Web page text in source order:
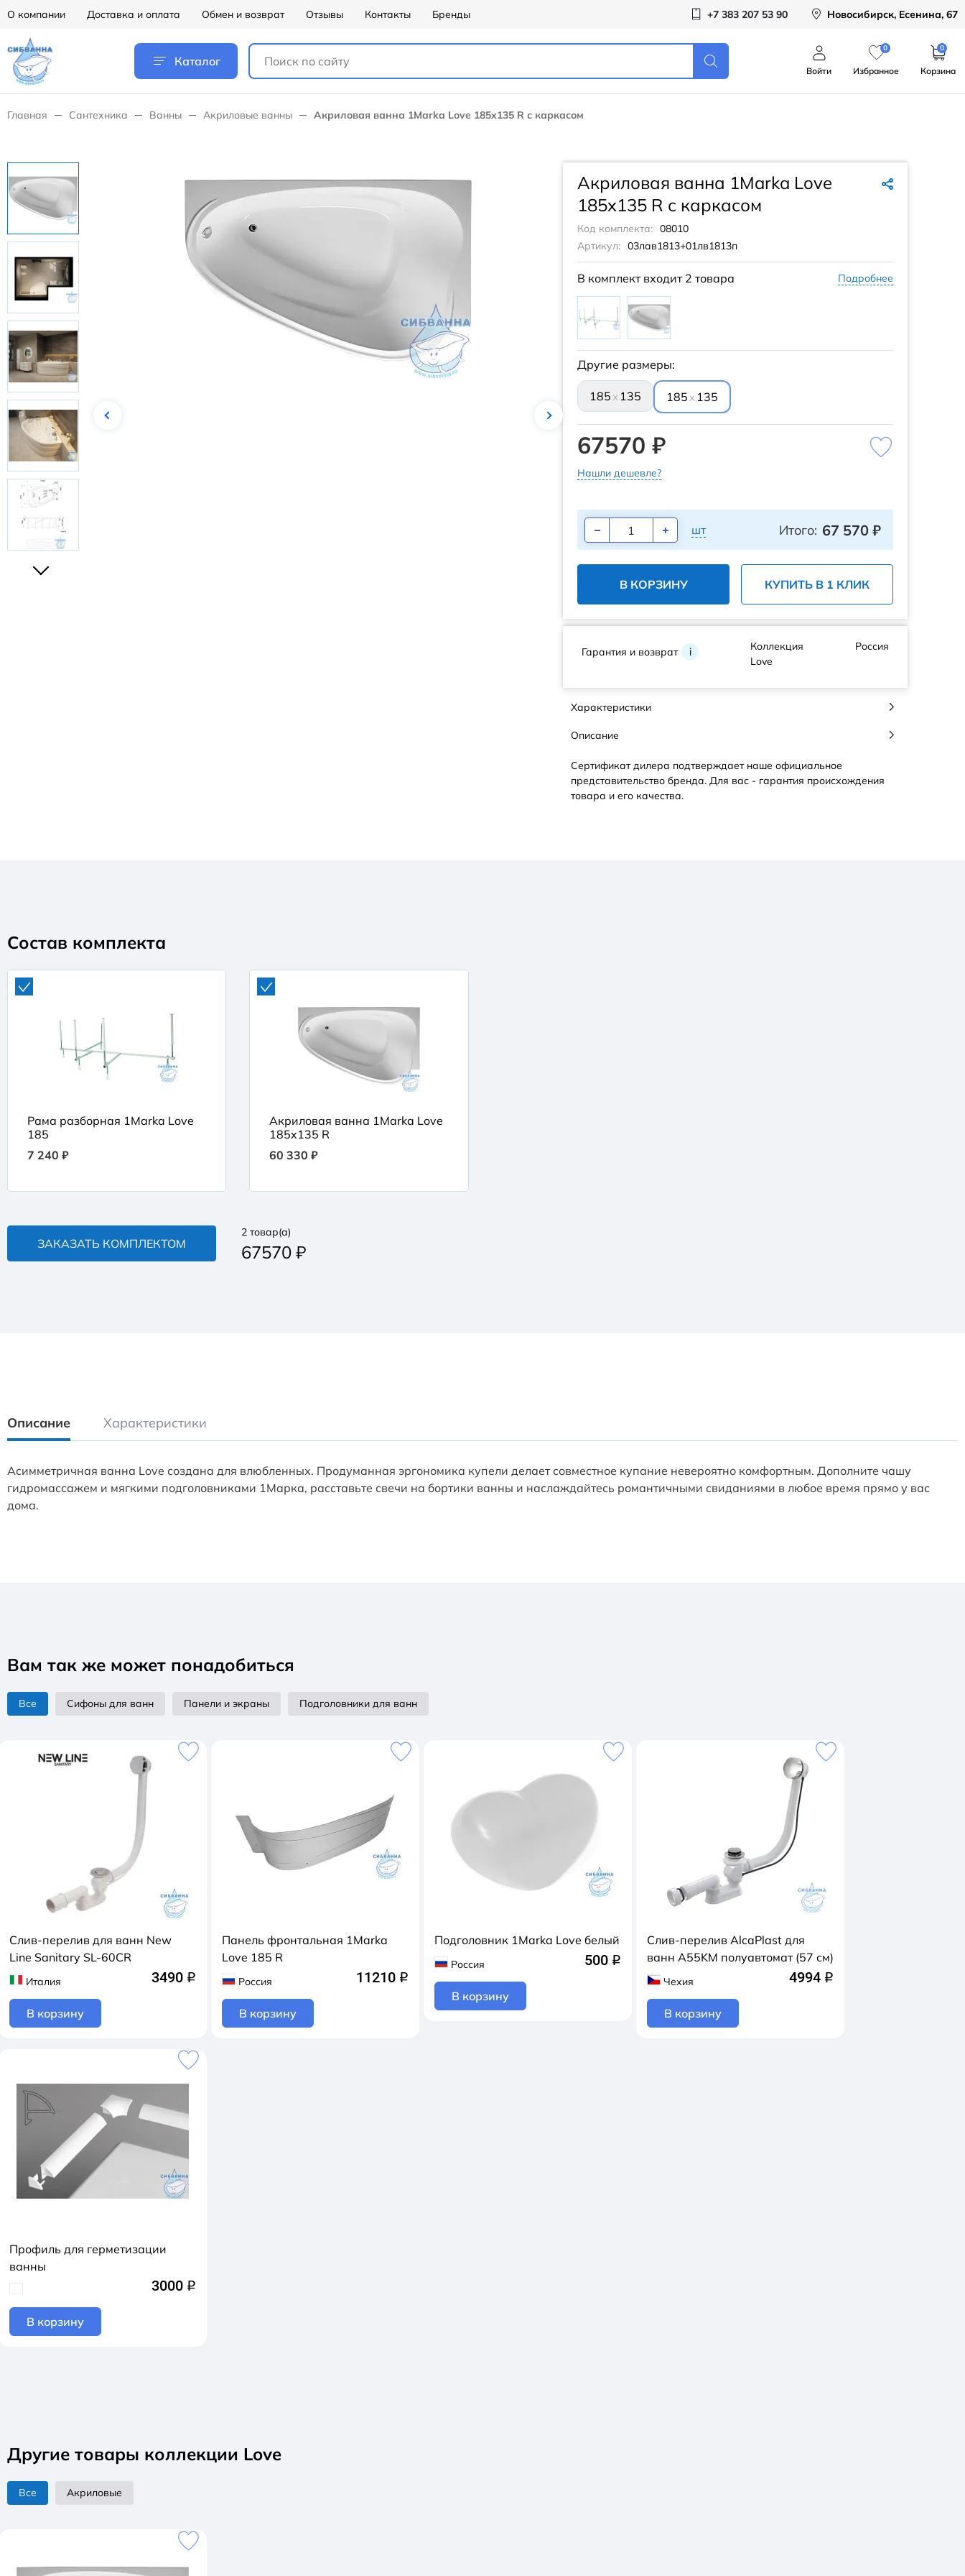
О компании Доставка и оплата Обмен и возврат Отзывы Контакты Бренды +7 383 207 53 90 Новосибирск, Есенина, 67
Каталог
Войти
0
Избранное
0
Корзина
Главная Сантехника Ванны Акриловые ванны Акриловая ванна 1Marka Love 185x135 R с каркасом
Акриловая ванна 1Marka Love
185x135 R с каркасом
Код комплекта: 08010
Артикул: 03лав1813+01лв1813п
В комплект входит 2 товара Подробнее
Другие размеры:
185 x 135 185 x 135
67570 ₽
Нашли дешевле?
шт Итого: 67 570 ₽
В КОРЗИНУ КУПИТЬ В 1 КЛИК
Гарантия и возврат i
Коллекция
Love
Россия
Характеристики
Описание
Сертификат дилера подтверждает наше официальное
представительство бренда. Для вас - гарантия происхождения
товара и его качества.
Состав комплекта
Рама разборная 1Marka Love
185
7 240 ₽
Акриловая ванна 1Marka Love
185x135 R
60 330 ₽
ЗАКАЗАТЬ КОМПЛЕКТОМ
2 товар(а)
67570 ₽
Описание Характеристики
Асимметричная ванна Love создана для влюбленных. Продуманная эргономика купели делает совместное купание невероятно комфортным. Дополните чашу
гидромассажем и мягкими подголовниками 1Марка, расставьте свечи на бортики ванны и наслаждайтесь романтичными свиданиями в любое время прямо у вас
дома.
Вам так же может понадобиться
Все Сифоны для ванн Панели и экраны Подголовники для ванн
Слив-перелив для ванн New
Line Sanitary SL-60CR
Италия 3490 q
В корзину
Панель фронтальная 1Marka
Love 185 R
Россия 11210 q
В корзину
Подголовник 1Marka Love белый
Россия 500 q
В корзину
Слив-перелив AlcaPlast для
ванн A55KM полуавтомат (57 см)
Чехия 4994 q
В корзину
Профиль для герметизации
ванны
3000 q
В корзину
Другие товары коллекции Love
Все Акриловые